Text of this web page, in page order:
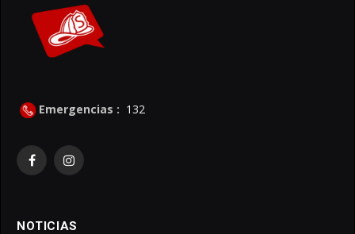
Emergencias : 132
FacebookInstagram
NOTICIAS